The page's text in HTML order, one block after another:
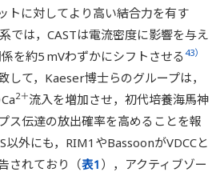
トに対してより高い結合力を有す
では，CASTは電流密度に影響を与え
を約5 mVわずかにシフトさせる 43）
して，Kaeser博士らのグループは，
2＋流入を増加させ，初代培養海馬神
ス伝達の放出確率を高めることを報
以外にも，RIM1やBassoonがVDCCと
されており（表1 ），アクティブゾー